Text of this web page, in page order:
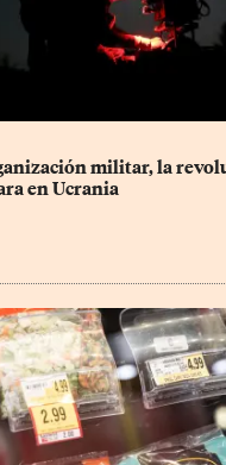
militar, la
en Ucrania